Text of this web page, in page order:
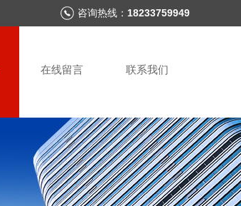
咨询热线： 18233759949
在线留言 联系我们